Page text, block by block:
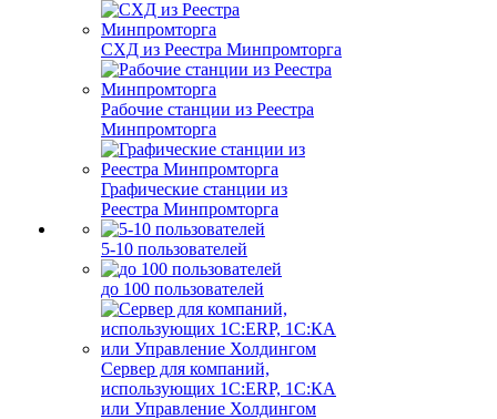
СХД из Реестра Минпромторга
Рабочие станции из Реестра
Минпромторга
Графические станции из
Реестра Минпромторга
5-10 пользователей
до 100 пользователей
Сервер для компаний,
использующих 1C:ERP, 1С:КА
или Управление Холдингом